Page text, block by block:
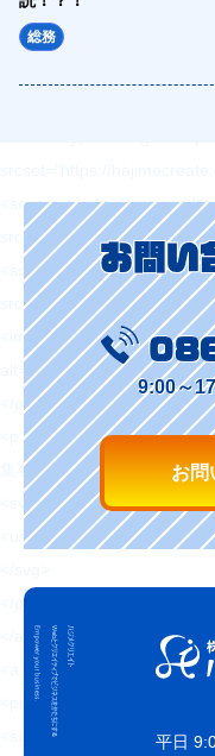
総務
お問い
9:00～
お問
平日
</a>
<source media="(max-
srcset="https://
<source type="image/webp"
srcset="https://
<img src="https://
alt="集客・設計"
</picture>
<p class="topNav-txt1">
集客・設計
<svg>
<use xlink:href="https://
</p>
<a href="" title="コンサルテ
<picture>
<source type="image/